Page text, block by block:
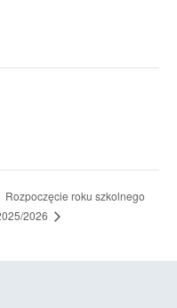
Rozpoczęcie roku szkolnego
2026